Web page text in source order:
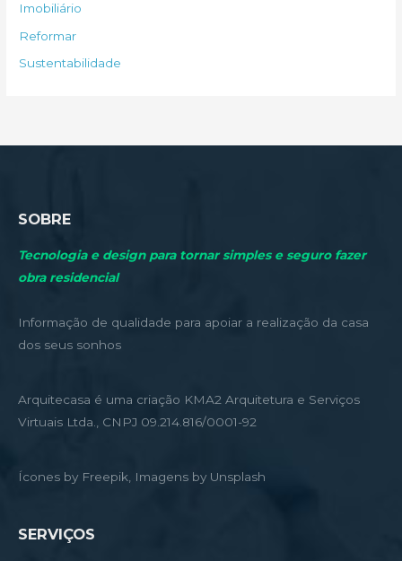
p
o
r
Imobiliário
Reformar
Sustentabilidade
SOBRE
Tecnologia e design para tornar simples e seguro fazer
obra residencial
Informação de qualidade para apoiar a realização da casa
dos seus sonhos
Arquitecasa é uma criação KMA2 Arquitetura e Serviços
Virtuais Ltda., CNPJ 09.214.816/0001-92
Ícones by Freepik, Imagens by Unsplash
SERVIÇOS